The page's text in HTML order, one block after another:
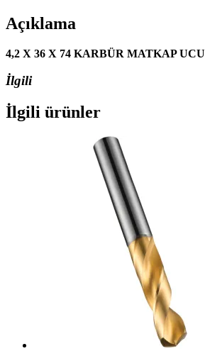
Açıklama
4,2 X 36 X 74 KARBÜR MATKAP UCU
İlgili
İlgili ürünler